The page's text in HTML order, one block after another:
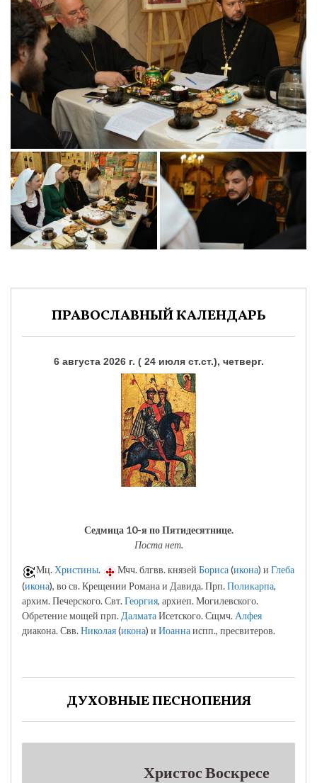
ПРАВОСЛАВНЫЙ КАЛЕНДАРЬ
6 августа 2026 г. ( 24 июля ст.ст.), четверг.
Седмица 10-я по Пятидесятнице.
Поста нет.
Мц. Христины. Мчч. блгвв. князей Бориса(икона) и Глеба
(икона), во св. Крещении Романа и Давида. Прп.Поликарпа,
архим. Печерского. Свт.Георгия, архиеп. Могилевского.
Обретение мощей прп.ДалматаИсетского. Сщмч.Алфея
диакона. Свв.Николая(икона) и Иоаннаиспп., пресвитеров.
ДУХОВНЫЕ ПЕСНОПЕНИЯ
Христос Воскресе